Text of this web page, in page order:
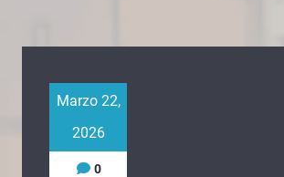
Marzo 22,
2026
0